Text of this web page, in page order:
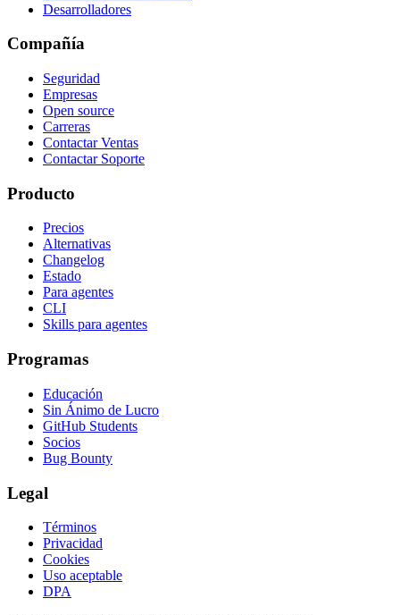
Desarrolladores
Compañía
Seguridad
Empresas
Open source
Carreras
Contactar Ventas
Contactar Soporte
Producto
Precios
Alternativas
Changelog
Estado
Para agentes
CLI
Skills para agentes
Programas
Educación
Sin Ánimo de Lucro
GitHub Students
Socios
Bug Bounty
Legal
Términos
Privacidad
Cookies
Uso aceptable
DPA